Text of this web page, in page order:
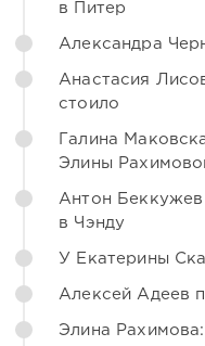
в Питер
Александра
Анастасия
стоило
Галина
Элины
Антон Беккужев
в Чэнду
У Екатерины
Алексей Адеев
Элина